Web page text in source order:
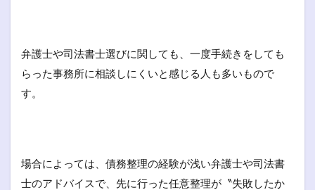
弁護士や司法書士選びに関しても、一度手続きをしても
らった事務所に相談しにくいと感じる人も多いもので
す。
場合によっては、債務整理の経験が浅い弁護士や司法書
士のアドバイスで、先に行った任意整理が〝失敗したか